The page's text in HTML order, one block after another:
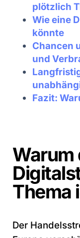
plötzlich
Wie eine
könnte
Chancen
und
Fazit:
Warum
Thema
Der